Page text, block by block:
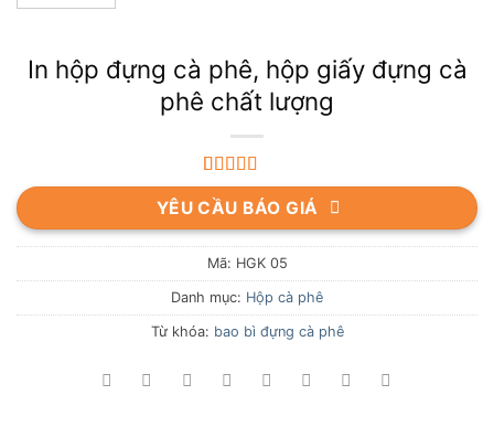
In hộp đựng cà phê, hộp giấy đựng cà
phê chất lượng
5.00trên 5
dựa trên
1
đánh giá
YÊU CẦU BÁO GIÁ
Mã: HGK 05
Danh mục: Hộp cà phê
Từ khóa: bao bì đựng cà phê